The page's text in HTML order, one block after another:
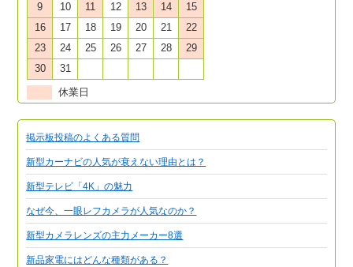
9
10 11 12 13 14
15
16
17 18 19 20 21
22
23
24 25 26 27 28
29
30
31
休業日
掲示板投稿のよくある質問
新型カーナビの人気が衰えない理由とは？
新型テレビ「4K」の魅力
なぜ今、一眼レフカメラが人気なのか？
新型カメラレンズの主力メーカー8選
新品家電にはどんな種類がある？